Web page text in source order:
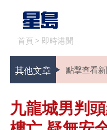
首頁 > 即時港聞
其他文章 點擊查看
九龍城男判